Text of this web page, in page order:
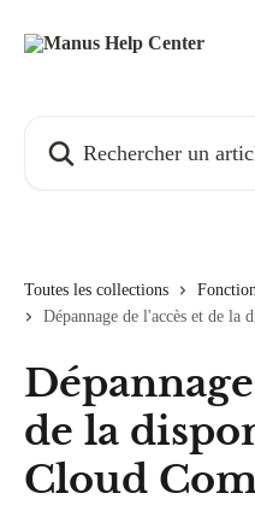
Toutes les collections
Dépannage de l'accès et de
de la
Cloud